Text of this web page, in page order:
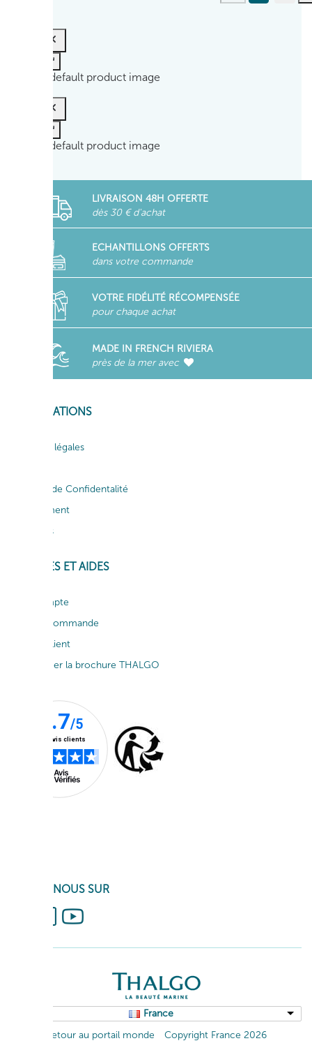
LIVRAISON 48H OFFERTE
dès 30 € d'achat
ECHANTILLONS OFFERTS
dans votre commande
VOTRE FIDÉLITÉ RÉCOMPENSÉE
pour chaque achat
MADE IN FRENCH RIVIERA
près de la mer avec
INFORMATIONS
Mentions légales
Politique de Confidentalité
Recrutement
Actualités
SERVICES ET AIDES
Mon compte
Suivi de commande
Service client
Télécharger la brochure THALGO
SUIVEZ-NOUS SUR
France
Retour au portail monde
Copyright France 2026